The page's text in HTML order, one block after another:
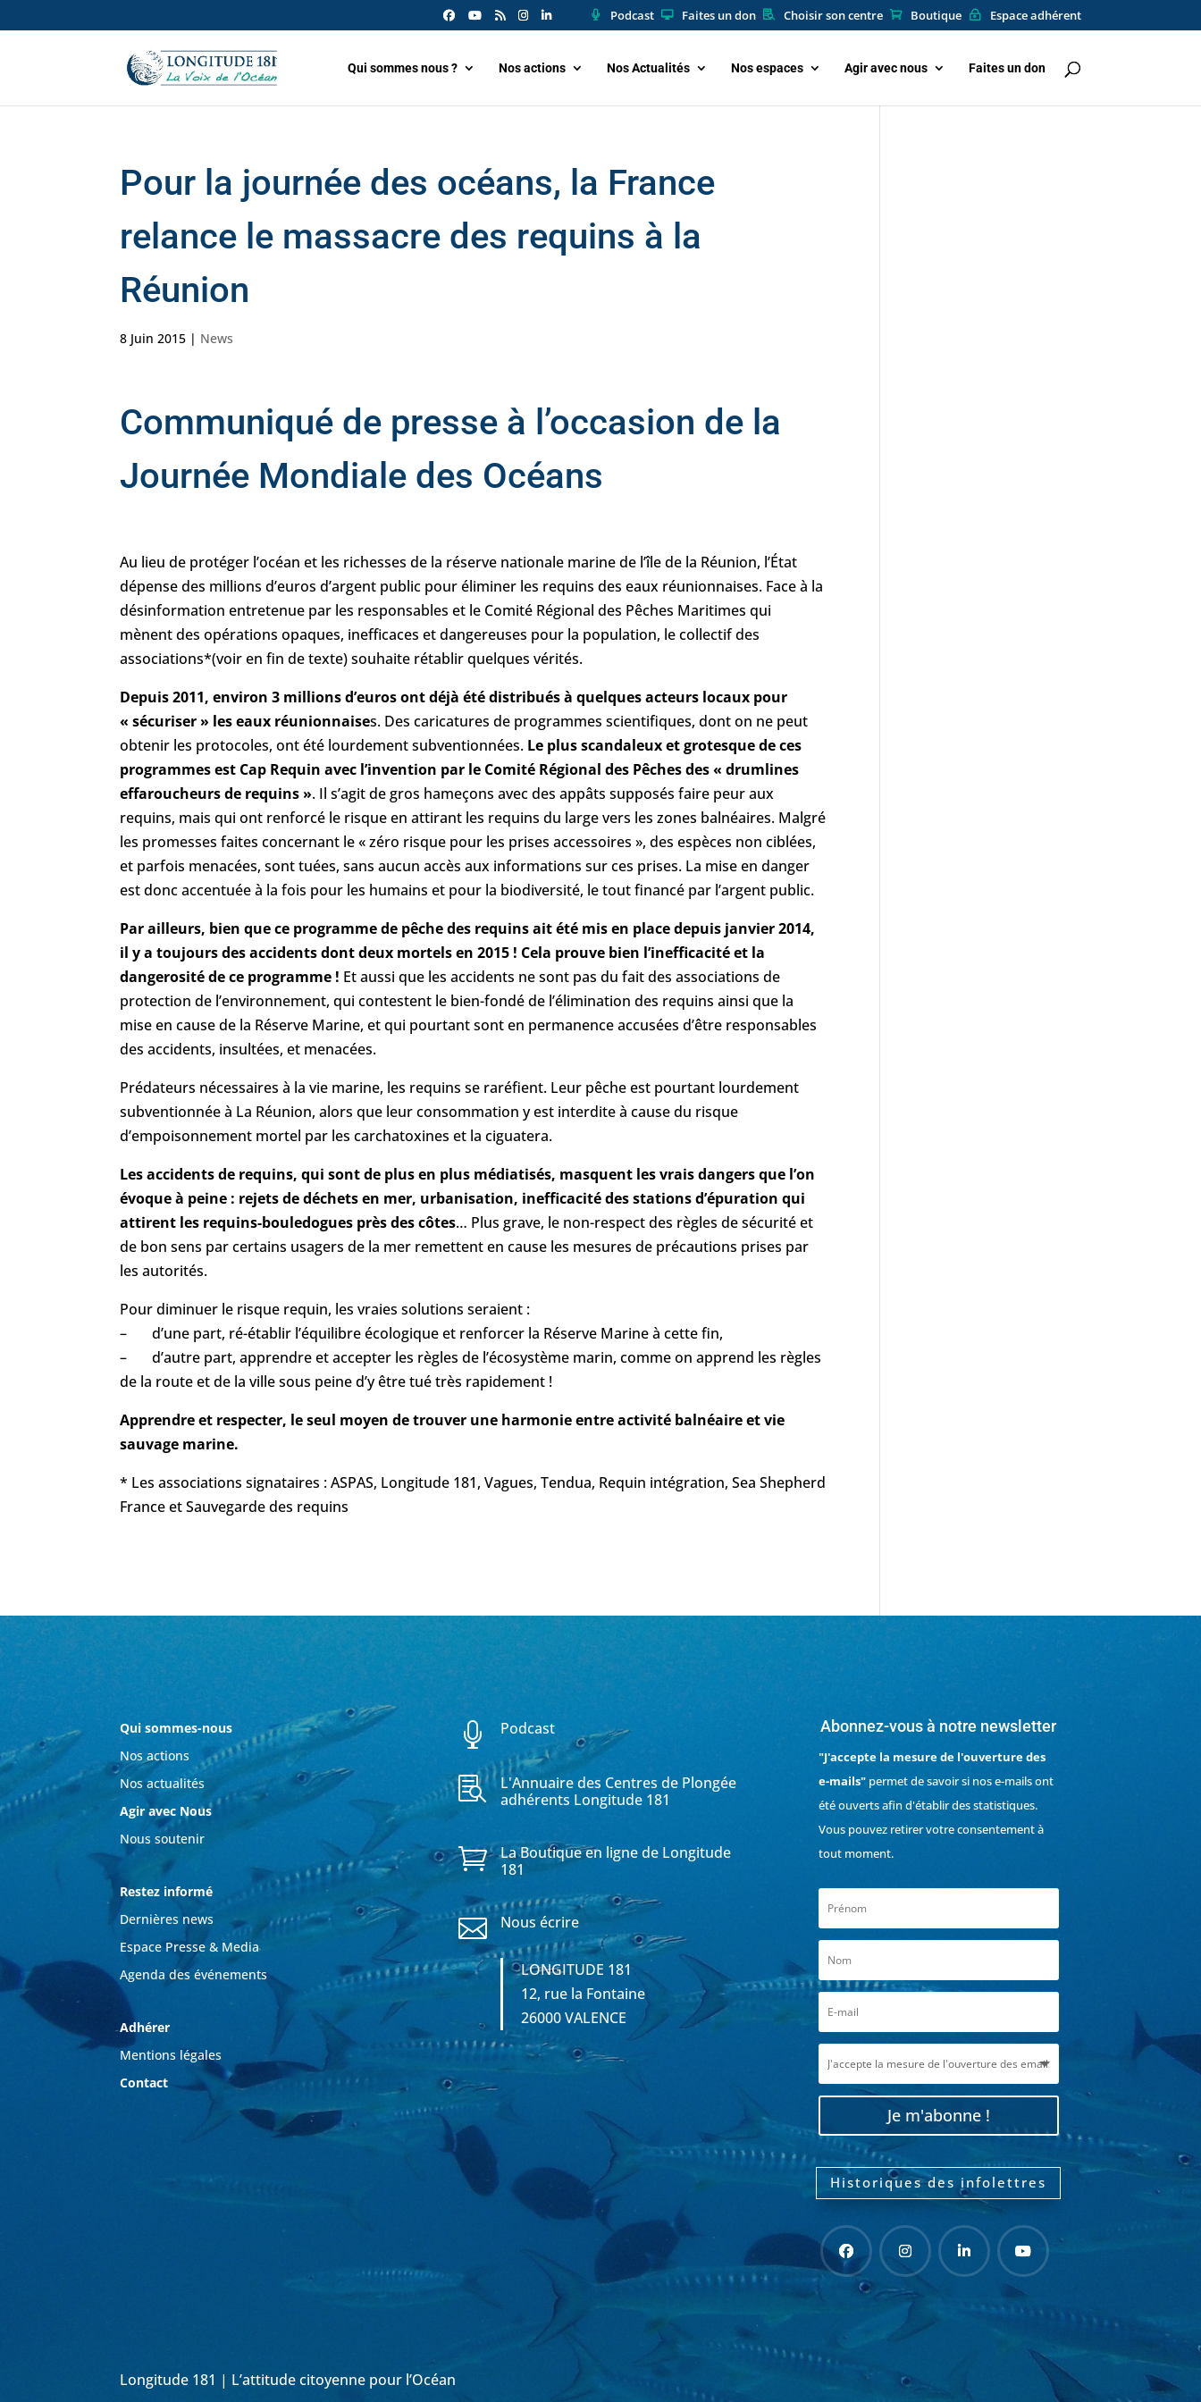
Podcast Faites un don Choisir son centre Boutique Espace adhérent
Qui sommes nous ? Nos actions Nos Actualités Nos espaces Agir avec nous Faites un don
Pour la journée des océans, la France
relance le massacre des requins à la
Réunion
8 Juin 2015 | News
Communiqué de presse à l’occasion de la
Journée Mondiale des Océans
Au lieu de protéger l’océan et les richesses de la réserve nationale marine de l’île de la Réunion, l’État
dépense des millions d’euros d’argent public pour éliminer les requins des eaux réunionnaises. Face à la
désinformation entretenue par les responsables et le Comité Régional des Pêches Maritimes qui
mènent des opérations opaques, inefficaces et dangereuses pour la population, le collectif des
associations*(voir en fin de texte) souhaite rétablir quelques vérités.
Depuis 2011, environ 3 millions d’euros ont déjà été distribués à quelques acteurs locaux pour
« sécuriser » les eaux réunionnaises. Des caricatures de programmes scientifiques, dont on ne peut
obtenir les protocoles, ont été lourdement subventionnées. Le plus scandaleux et grotesque de ces
programmes est Cap Requin avec l’invention par le Comité Régional des Pêches des « drumlines
effaroucheurs de requins ». Il s’agit de gros hameçons avec des appâts supposés faire peur aux
requins, mais qui ont renforcé le risque en attirant les requins du large vers les zones balnéaires. Malgré
les promesses faites concernant le « zéro risque pour les prises accessoires », des espèces non ciblées,
et parfois menacées, sont tuées, sans aucun accès aux informations sur ces prises. La mise en danger
est donc accentuée à la fois pour les humains et pour la biodiversité, le tout financé par l’argent public.
Par ailleurs, bien que ce programme de pêche des requins ait été mis en place depuis janvier 2014,
il y a toujours des accidents dont deux mortels en 2015 ! Cela prouve bien l’inefficacité et la
dangerosité de ce programme ! Et aussi que les accidents ne sont pas du fait des associations de
protection de l’environnement, qui contestent le bien-fondé de l’élimination des requins ainsi que la
mise en cause de la Réserve Marine, et qui pourtant sont en permanence accusées d’être responsables
des accidents, insultées, et menacées.
Prédateurs nécessaires à la vie marine, les requins se raréfient. Leur pêche est pourtant lourdement
subventionnée à La Réunion, alors que leur consommation y est interdite à cause du risque
d’empoisonnement mortel par les carchatoxines et la ciguatera.
Les accidents de requins, qui sont de plus en plus médiatisés, masquent les vrais dangers que l’on
évoque à peine : rejets de déchets en mer, urbanisation, inefficacité des stations d’épuration qui
attirent les requins-bouledogues près des côtes… Plus grave, le non-respect des règles de sécurité et
de bon sens par certains usagers de la mer remettent en cause les mesures de précautions prises par
les autorités.
Pour diminuer le risque requin, les vraies solutions seraient :
– d’une part, ré-établir l’équilibre écologique et renforcer la Réserve Marine à cette fin,
– d’autre part, apprendre et accepter les règles de l’écosystème marin, comme on apprend les règles
de la route et de la ville sous peine d’y être tué très rapidement !
Apprendre et respecter, le seul moyen de trouver une harmonie entre activité balnéaire et vie
sauvage marine.
* Les associations signataires : ASPAS, Longitude 181, Vagues, Tendua, Requin intégration, Sea Shepherd
France et Sauvegarde des requins
Qui sommes-nous
Nos actions
Nos actualités
Agir avec Nous
Nous soutenir
Restez informé
Dernières news
Espace Presse & Media
Agenda des événements
Adhérer
Mentions légales
Contact
 Podcast

L'Annuaire des Centres de Plongée
adhérents Longitude 181

La Boutique en ligne de Longitude
181
 Nous écrire
LONGITUDE 181
12, rue la Fontaine
26000 VALENCE
Abonnez-vous à notre newsletter
"J'accepte la mesure de l'ouverture des
e-mails"permet de savoir si nos e-mails ont
été ouverts afin d'établir des statistiques.
Vous pouvez retirer votre consentement à
tout moment.
Je m'abonne !
Historiques des infolettres
Longitude 181 | L’attitude citoyenne pour l’Océan